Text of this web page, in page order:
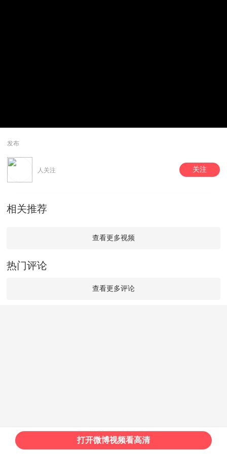
发布
人关注 关注
相关推荐
查看更多视频
热门评论
查看更多评论
打开微博视频看高清